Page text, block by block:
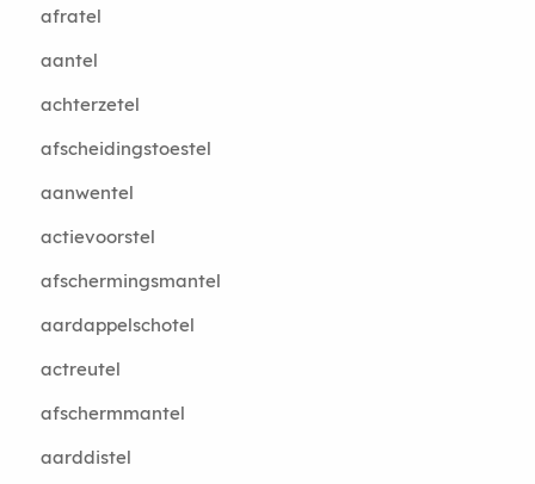
afratel
aantel
achterzetel
afscheidingstoestel
aanwentel
actievoorstel
afschermingsmantel
aardappelschotel
actreutel
afschermmantel
aarddistel